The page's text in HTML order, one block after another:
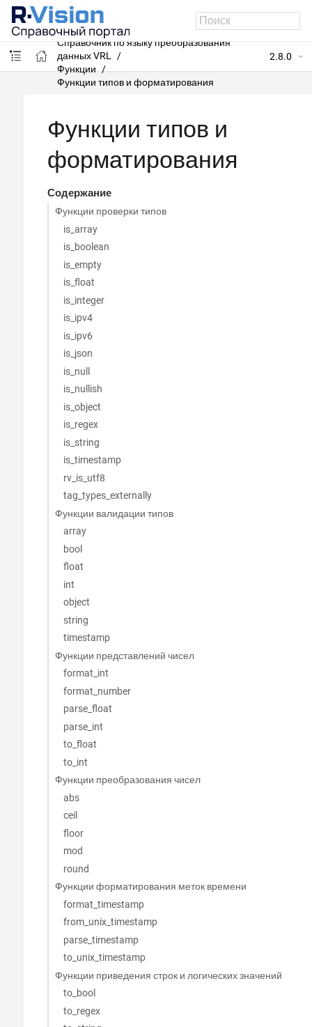
R-Vision SIEM
Справочник по языку преобразования
данных VRL
Функции
Функции типов и форматирования
2.8.0
Функции типов и
форматирования
Содержание
Функции проверки типов
is_array
is_boolean
is_empty
is_float
is_integer
is_ipv4
is_ipv6
is_json
is_null
is_nullish
is_object
is_regex
is_string
is_timestamp
rv_is_utf8
tag_types_externally
Функции валидации типов
array
bool
float
int
object
string
timestamp
Функции представлений чисел
format_int
format_number
parse_float
parse_int
to_float
to_int
Функции преобразования чисел
abs
ceil
floor
mod
round
Функции форматирования меток времени
format_timestamp
from_unix_timestamp
parse_timestamp
to_unix_timestamp
Функции приведения строк и логических значений
to_bool
to_regex